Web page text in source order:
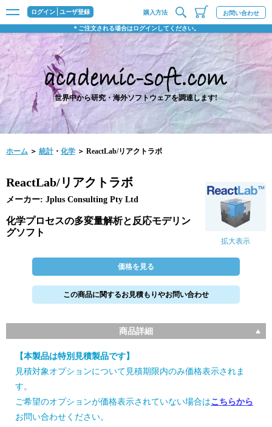
ログイン ユーザ登録
＊ご注文される場合はログインしてください。
購入方法 お問い合わせ
世界中から研究・海外ソフトウェアを調達します!
ホーム ＞ 統計・ 化学 ＞ ReactLab/リアクトラボ
拡大表示
ReactLab/リアクトラボ
メーカー: Jplus Consulting Pty Ltd
化学プロセスの多変量解析と反応モデリン
グソフト
価格を見る
この商品に関するお見積もりやお問い合わせ
商品詳細
【本製品は特別見積製品です】
見積対象オプションについて見積期限内のみ価格表示されま
す。
ご希望のオプションが価格表示されていない場合はこちらから
お問い合わせください。